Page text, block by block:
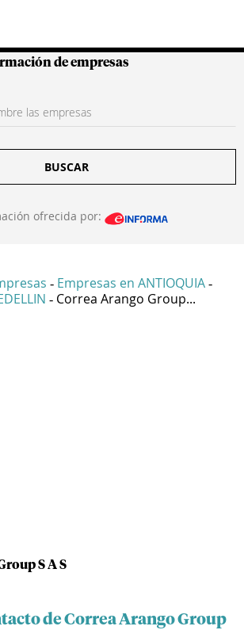
Colombianas
de empresas
BUSCAR
ofrecida por:
- Empresas en ANTIOQUIA -
- Correa Arango Group...
S A S
de Correa Arango Group